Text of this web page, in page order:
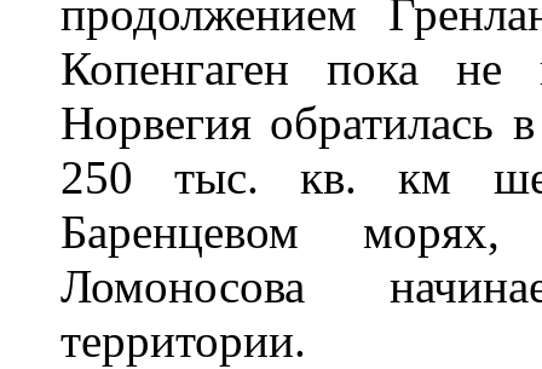
продолжением
Копенгаген пока
Норвегия обратилась
250 тыс. кв. км
Баренцевом
Ломоносова
территории.